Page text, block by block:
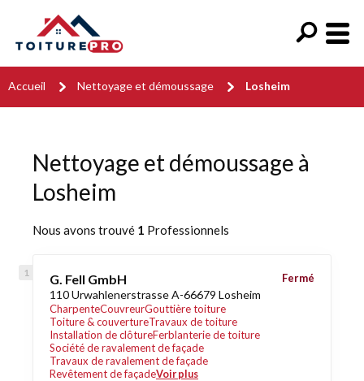
Accueil Nettoyage et démoussage Losheim
Nettoyage et démoussage à
Losheim
Nous avons trouvé 1 Professionnels
G. Fell GmbH
110 Urwahlenerstrasse A-66679 Losheim
CharpenteCouvreurGouttière toiture
Toiture & couvertureTravaux de toiture
Installation de clôtureFerblanterie de toiture
Société de ravalement de façade
Travaux de ravalement de façade
Revêtement de façadeVoir plus
Fermé